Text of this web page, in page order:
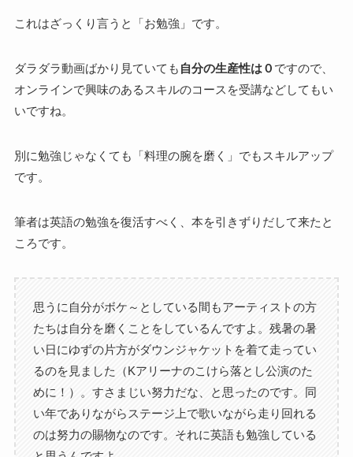
これはざっくり言うと「お勉強」です。
ダラダラ動画ばかり見ていても 自分の生産性は０ ですので、
オンラインで興味のあるスキルのコースを受講などしてもい
いですね。
別に勉強じゃなくても「料理の腕を磨く」でもスキルアップ
です。
筆者は英語の勉強を復活すべく、本を引きずりだして来たと
ころです。
思うに自分がボケ～としている間もアーティストの方
たちは自分を磨くことをしているんですよ。残暑の暑
い日にゆずの片方がダウンジャケットを着て走ってい
るのを見ました（Kアリーナのこけら落とし公演のた
めに！）。すさまじい努力だな、と思ったのです。同
い年でありながらステージ上で歌いながら走り回れる
のは努力の賜物なのです。それに英語も勉強している